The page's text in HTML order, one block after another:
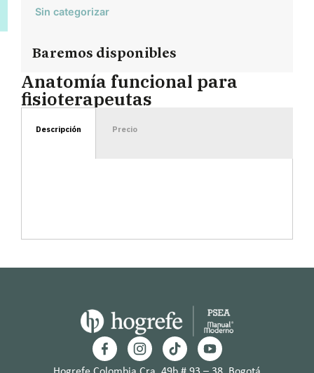
Sin categorizar
Baremos disponibles
Anatomía funcional para
fisioterapeutas
Descripción Precio